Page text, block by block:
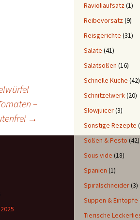
–
→
Ravioliaufsatz(1)
Reibevorsatz(9)
Reisgerichte (31)
Salate (41)
Salatsoßen (16)
Schnelle Küche (42)
Schnitzelwerk(20)
Slowjuicer(3)
Sonstige Rezepte
Soßen & Pesto (42)
Sous vide (18)
Spanien (1)
Spiralschneider(3)
Suppen & Eintöpfe
Tierische